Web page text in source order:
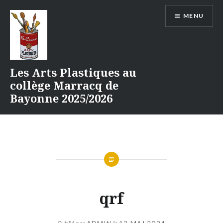
contenu
Les Arts Plastiques au
collège Marracq de
Bayonne 2025/2026
MENU
qrf